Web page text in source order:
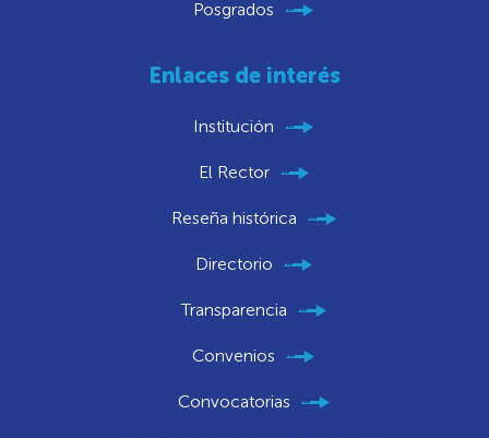
Posgrados
Enlaces de interés
Institución
El Rector
Reseña histórica
Directorio
Transparencia
Convenios
Convocatorias